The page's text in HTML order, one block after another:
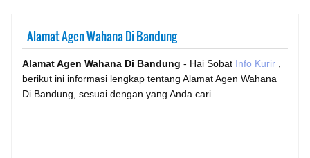
Alamat Agen Wahana Di Bandung
Alamat Agen Wahana Di Bandung - Hai Sobat Info Kurir
berikut ini informasi lengkap tentang Alamat Agen Wahana
Di Bandung, sesuai dengan yang Anda cari.